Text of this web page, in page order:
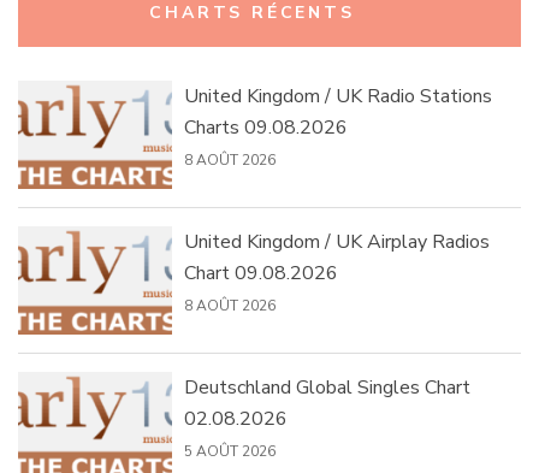
CHARTS RÉCENTS
United Kingdom / UK Radio Stations
Charts 09.08.2026
8 AOÛT 2026
United Kingdom / UK Airplay Radios
Chart 09.08.2026
8 AOÛT 2026
Deutschland Global Singles Chart
02.08.2026
5 AOÛT 2026